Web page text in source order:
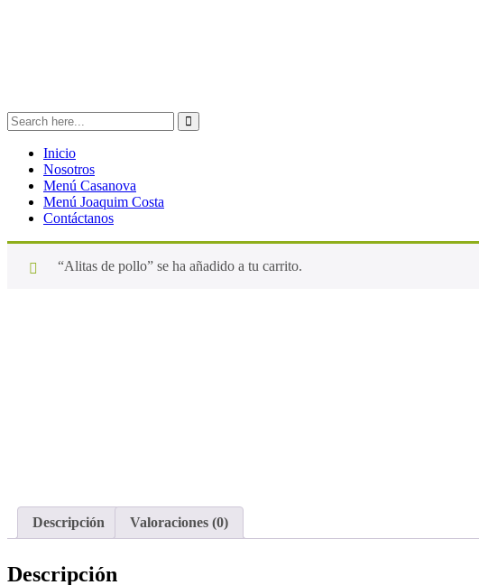
Inicio
Nosotros
Menú Casanova
Menú Joaquim Costa
Contáctanos
“Alitas de pollo” se ha añadido a tu carrito.
Descripción Valoraciones (0)
Descripción